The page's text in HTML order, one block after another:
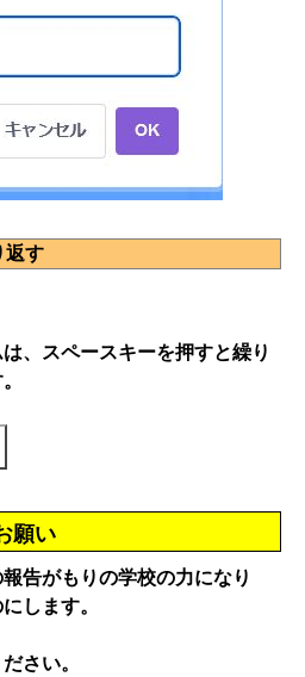
返す
、スペースキーを押すと繰り
願い
告がもりの学校の力になり
します。
さい。